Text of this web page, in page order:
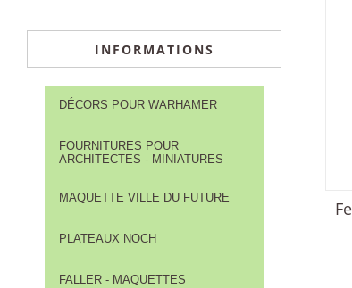
INFORMATIONS
DÉCORS POUR WARHAMER
FOURNITURES POUR
ARCHITECTES - MINIATURES
MAQUETTE VILLE DU FUTURE
PLATEAUX NOCH
FALLER - MAQUETTES